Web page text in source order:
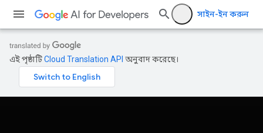
সাইন-ইন করুন
এই পৃষ্ঠাটিCloud Translation API অনুবাদ করেছে।